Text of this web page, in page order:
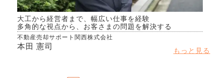
大工から経営者まで、幅広い仕事を経験
多角的な視点から、お客さまの問題を解決する
不動産売却サポート関西株式会社
本田 憲司 もっと見る